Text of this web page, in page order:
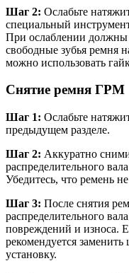
Шаг 2: Ослабьте
специальный
При ослаблении
свободные зубья ремня
можно использовать
Снятие ремня ГРМ
Шаг 1: Ослабьте
предыдущем разделе.
Шаг 2: Аккуратно
распределительного
Убедитесь, что ремень
Шаг 3: После снятия
распределительного
повреждений и износа.
рекомендуется
установку.